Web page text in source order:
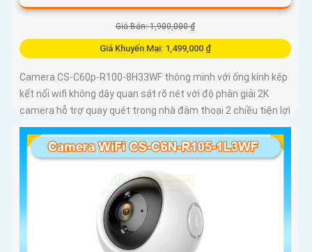
Giá Bán: 1,900,000 ₫
Giá Khuyến Mại: 1,499,000 ₫
Camera CS-C60p-R100-8H33WF thông minh với ống kính kép
kết nối wifi không dây quan sát rõ nét với độ phân giải 2K
camera hỗ trợ quay quét trong nhà đàm thoại 2 chiều tiện lợi
và tích hợp nút gọi điện cảm ứng nhanh chóng Với chuẩn
nén H.265 camera giúp tiết kiệm băng thông và dung lượng
lưu trữ hiệu quả